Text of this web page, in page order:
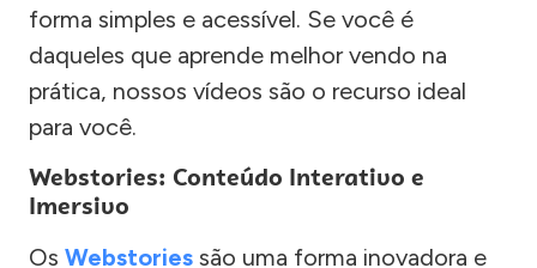
forma simples e acessível. Se você é
daqueles que aprende melhor vendo na
prática, nossos vídeos são o recurso ideal
para você.
Webstories: Conteúdo Interativo e
Imersivo
Os Webstories são uma forma inovadora e